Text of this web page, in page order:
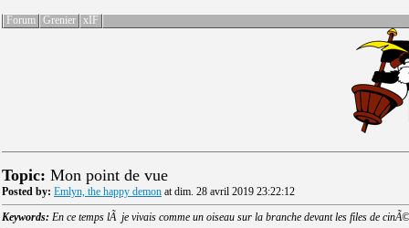
Forum Grenier xIF
Topic: Mon point de vue
Posted by: Emlyn, the happy demon at dim. 28 avril 2019 23:22:12
Keywords: En ce temps lÃ je vivais comme un oiseau sur la branche devant les files de